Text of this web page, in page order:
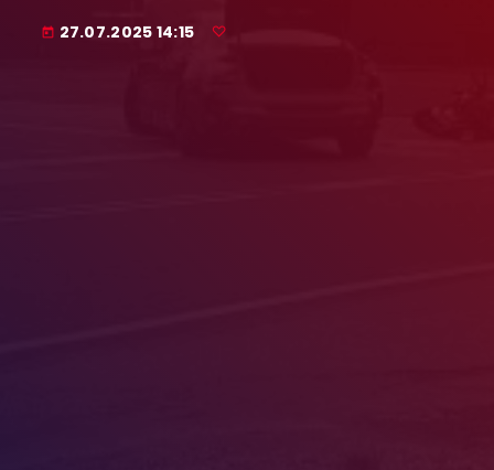
today 27.07.2025 14:15